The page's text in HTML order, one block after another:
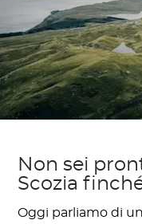
Non sei
Scozia
Oggi parliamo di